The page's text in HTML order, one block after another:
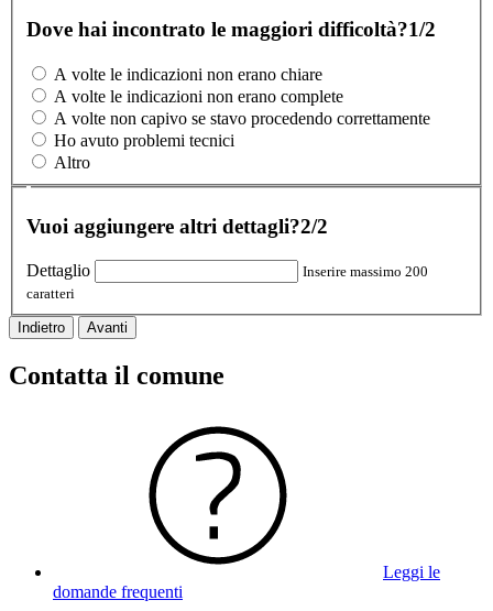
Dove hai incontrato le maggiori difficoltà?1/2
A volte le indicazioni non erano chiare
A volte le indicazioni non erano complete
A volte non capivo se stavo procedendo correttamente
Ho avuto problemi tecnici
Altro
Vuoi aggiungere altri dettagli?2/2
Dettaglio
Inserire massimo 200
caratteri
Indietro Avanti
Contatta il comune
Leggi le
domande frequenti